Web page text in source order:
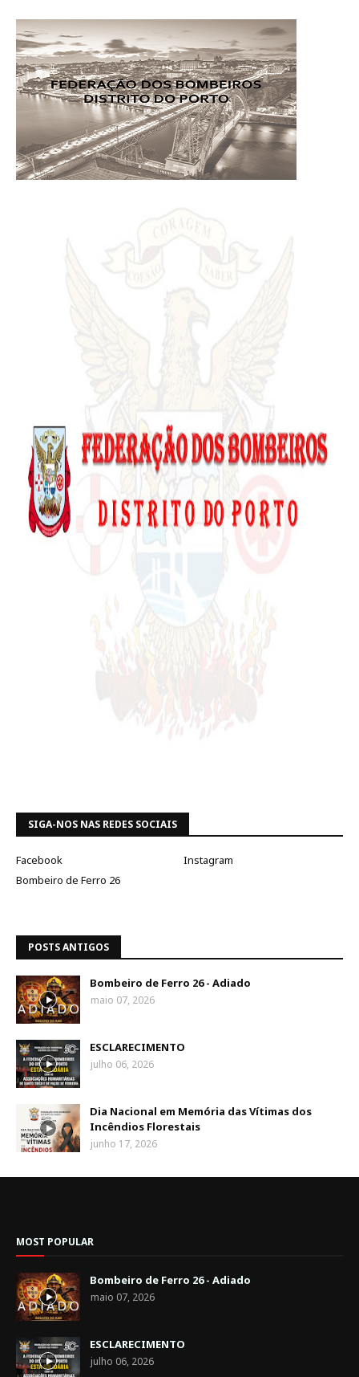
SIGA-NOS NAS REDES SOCIAIS
Facebook
Instagram
Bombeiro de Ferro 26
POSTS ANTIGOS
Bombeiro de Ferro 26 - Adiado
maio 07, 2026
ESCLARECIMENTO
julho 06, 2026
Dia Nacional em Memória das Vítimas dos
Incêndios Florestais
junho 17, 2026
MOST POPULAR
Bombeiro de Ferro 26 - Adiado
maio 07, 2026
ESCLARECIMENTO
julho 06, 2026